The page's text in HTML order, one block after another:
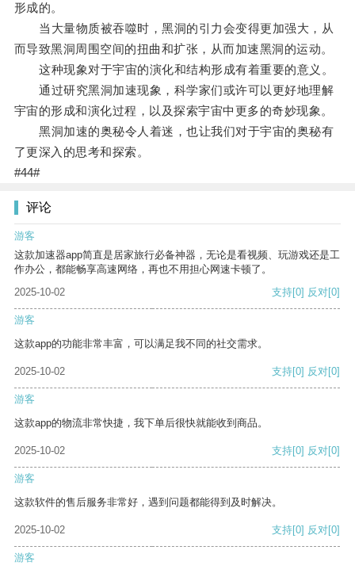
形成的。
当大量物质被吞噬时，黑洞的引力会变得更加强大，从
而导致黑洞周围空间的扭曲和扩张，从而加速黑洞的运动。
这种现象对于宇宙的演化和结构形成有着重要的意义。
通过研究黑洞加速现象，科学家们或许可以更好地理解
宇宙的形成和演化过程，以及探索宇宙中更多的奇妙现象。
黑洞加速的奥秘令人着迷，也让我们对于宇宙的奥秘有
了更深入的思考和探索。
#44#
评论
游客
这款加速器app简直是居家旅行必备神器，无论是看视频、玩游戏还是工
作办公，都能畅享高速网络，再也不用担心网速卡顿了。
2025-10-02
支持[0] 反对[0]
游客
这款app的功能非常丰富，可以满足我不同的社交需求。
2025-10-02 支持[0] 反对[0]
游客
这款app的物流非常快捷，我下单后很快就能收到商品。
2025-10-02 支持[0] 反对[0]
游客
这款软件的售后服务非常好，遇到问题都能得到及时解决。
2025-10-02 支持[0] 反对[0]
游客